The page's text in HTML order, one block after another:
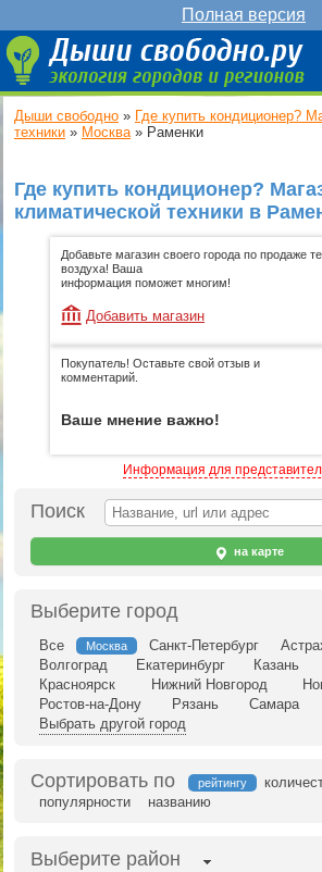
Полная версия
Дыши свободно » Где купить кондиционер?
техники » Москва» Раменки
Где купить кондиционер?
климатической техники в
Добавьте магазин своего города по продаже
воздуха! Ваша
информация поможет многим!
Добавить магазин
Покупатель! Оставьте свой отзыв и
комментарий.
Ваше мнение важно!
Информация для
Поиск
на карте
Выберите город
Все Москва Санкт-Петербург
Волгоград
Екатеринбург Казань
Красноярск
Нижний Новгород
Ростов-на-Дону
Рязань Самара
Выбрать другой город
Сортировать по рейтингу
популярности
названию
Выберите район